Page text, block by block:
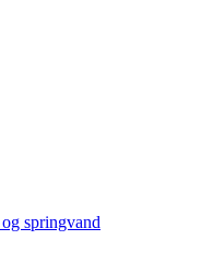
springvand